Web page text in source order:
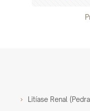
Litíase Renal